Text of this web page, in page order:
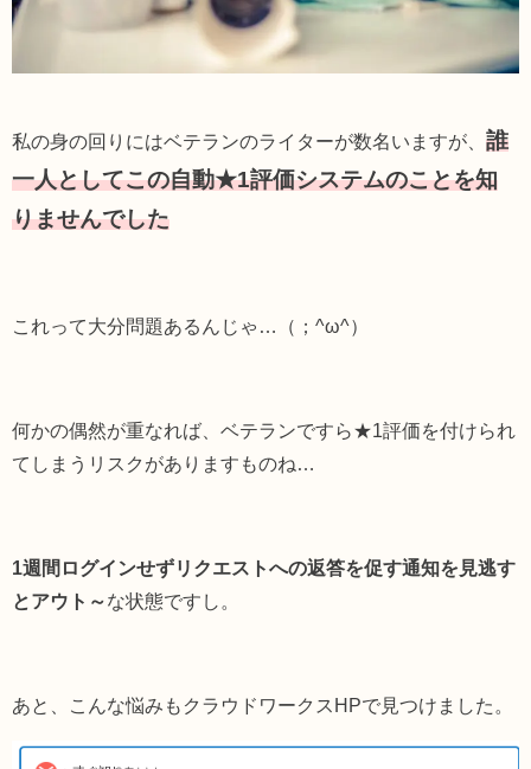
私の身の回りにはベテランのライターが数名いますが、 誰
一人としてこの自動★1評価システムのことを知
りませんでした
これって大分問題あるんじゃ…（；^ω^）
何かの偶然が重なれば、ベテランですら★1評価を付けられ
てしまうリスクがありますものね…
1週間ログインせずリクエストへの返答を促す通知を見逃す
とアウト～な状態ですし。
あと、こんな悩みもクラウドワークスHPで見つけました。